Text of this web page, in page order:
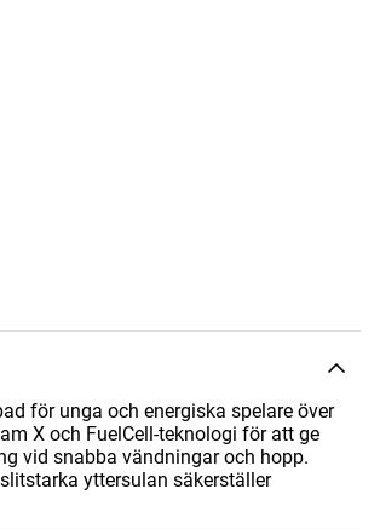
för unga och energiska spelare över
X och FuelCell-teknologi för att ge
vid snabba vändningar och hopp.
yttersulan säkerställer